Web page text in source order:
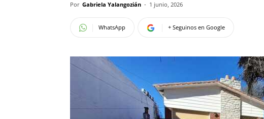
Por Gabriela Yalangozián - 1 junio, 2026
WhatsApp + Seguinos en Google